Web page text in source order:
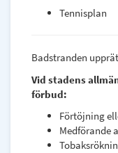
Tennisplan
Badstranden
Vid stadens
förbud:
Förtöjning
Medförande